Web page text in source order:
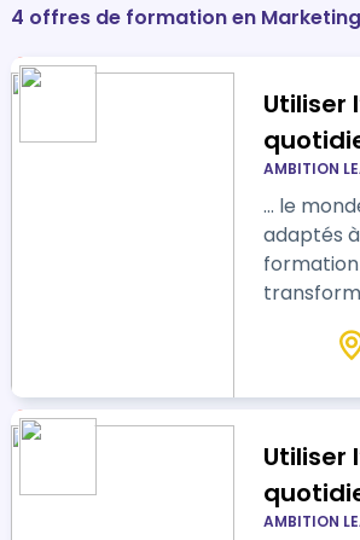
4 offres de formation en
Utiliser
AMBITION
… le monde professionnel.
adaptés
Utiliser
AMBITION